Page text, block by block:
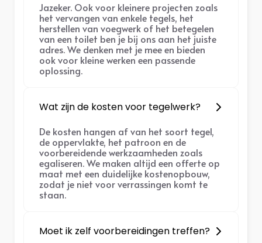
Jazeker. Ook voor kleinere projecten zoals
het vervangen van enkele tegels, het
herstellen van voegwerk of het betegelen
van een toilet ben je bij ons aan het juiste
adres. We denken met je mee en bieden
ook voor kleine werken een passende
oplossing.
Wat zijn de kosten voor tegelwerk?
De kosten hangen af van het soort tegel,
de oppervlakte, het patroon en de
voorbereidende werkzaamheden zoals
egaliseren. We maken altijd een offerte op
maat met een duidelijke kostenopbouw,
zodat je niet voor verrassingen komt te
staan.
Moet ik zelf voorbereidingen treffen?